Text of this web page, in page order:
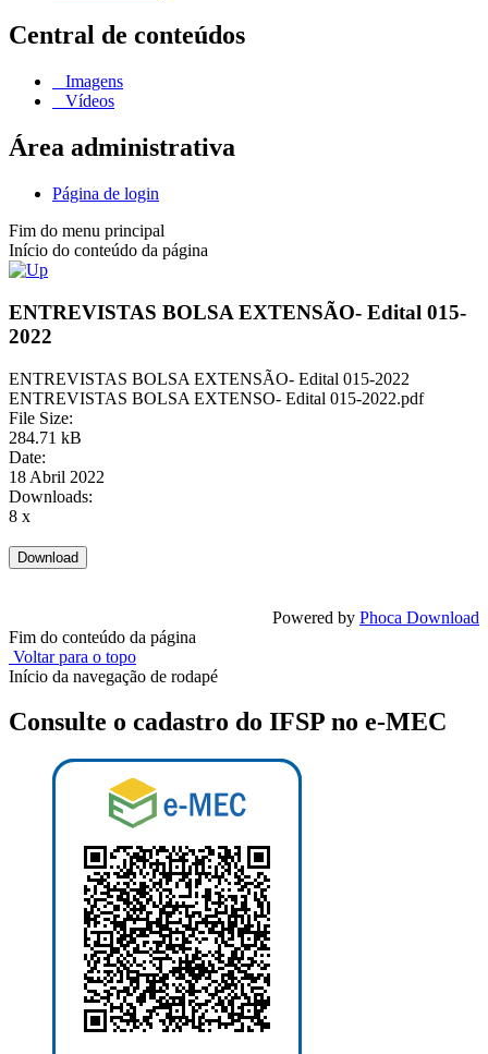
Central de conteúdos
Imagens
Vídeos
Área administrativa
Página de login
Fim do menu principal
Início do conteúdo da página
ENTREVISTAS BOLSA EXTENSÃO- Edital 015-
2022
ENTREVISTAS BOLSA EXTENSÃO- Edital 015-2022
ENTREVISTAS BOLSA EXTENSO- Edital 015-2022.pdf
File Size:
284.71 kB
Date:
18 Abril 2022
Downloads:
8 x
Powered by Phoca Download
Fim do conteúdo da página
Voltar para o topo
Início da navegação de rodapé
Consulte o cadastro do IFSP no e-MEC